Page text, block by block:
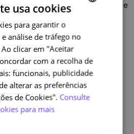
tenha noção do que aprendeu e
do curso terá de cumprir os
dos cursos até ao fim
ENGLISH
usa cookies
para garantir o
análise de tráfego no
clicar em "Aceitar
com a recolha de
funcionais, publicidade
alterar as preferências
de Cookies". Consulte
para mais